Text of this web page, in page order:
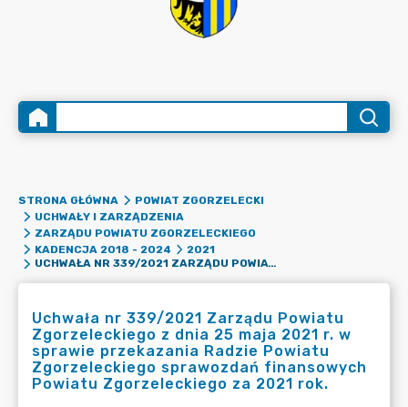
STRONA GŁÓWNA
POWIAT ZGORZELECKI
UCHWAŁY I ZARZĄDZENIA
ZARZĄDU POWIATU ZGORZELECKIEGO
KADENCJA 2018 - 2024
2021
UCHWAŁA NR 339/2021 ZARZĄDU POWIATU ZGORZELECKIEGO Z DNIA 25 MAJA 2021 R. W SPRAWIE PRZEKAZANIA RADZIE POWIATU ZGORZELECKIEGO SPRAWOZDAŃ FINANSOWYCH POWIATU ZGORZELECKIEGO ZA 2021 ROK.
Uchwała nr 339/2021 Zarządu Powiatu
Zgorzeleckiego z dnia 25 maja 2021 r. w
sprawie przekazania Radzie Powiatu
Zgorzeleckiego sprawozdań finansowych
Powiatu Zgorzeleckiego za 2021 rok.